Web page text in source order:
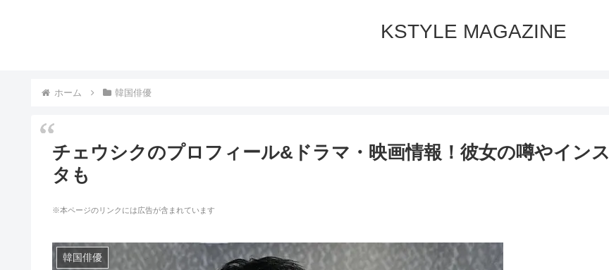
KSTYLE MAGAZINE
ホーム 韓国俳優
チェウシクのプロフィール&ドラマ・映画情報！彼女の噂やインス
タも
※本ページのリンクには広告が含まれています
韓国俳優